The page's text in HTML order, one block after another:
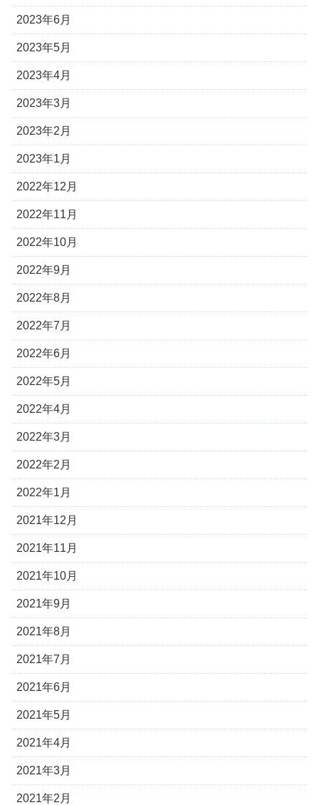
2023年6月
2023年5月
2023年4月
2023年3月
2023年2月
2023年1月
2022年12月
2022年11月
2022年10月
2022年9月
2022年8月
2022年7月
2022年6月
2022年5月
2022年4月
2022年3月
2022年2月
2022年1月
2021年12月
2021年11月
2021年10月
2021年9月
2021年8月
2021年7月
2021年6月
2021年5月
2021年4月
2021年3月
2021年2月